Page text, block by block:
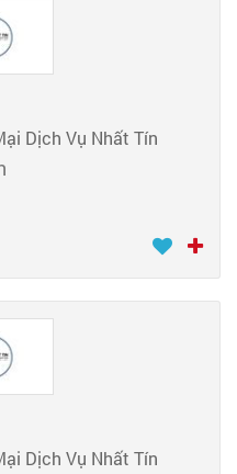
Dịch Vụ Nhất Tín
Dịch Vụ Nhất Tín